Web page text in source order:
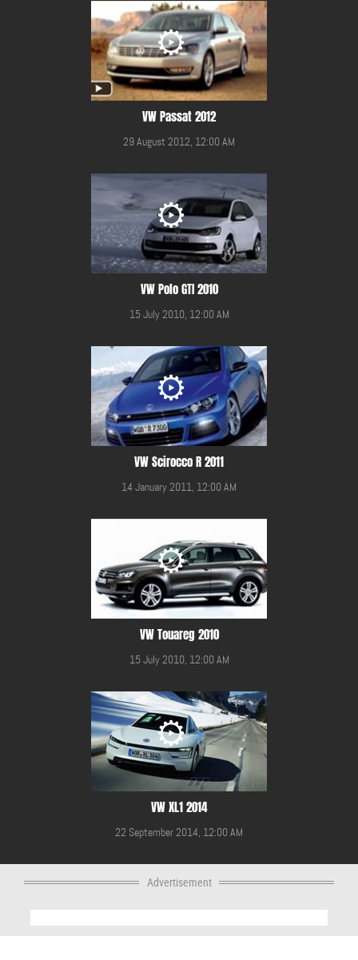
VW Passat 2012
29 August 2012, 12:00 AM
VW Polo GTI 2010
15 July 2010, 12:00 AM
VW Scirocco R 2011
14 January 2011, 12:00 AM
VW Touareg 2010
15 July 2010, 12:00 AM
VW XL1 2014
22 September 2014, 12:00 AM
Advertisement